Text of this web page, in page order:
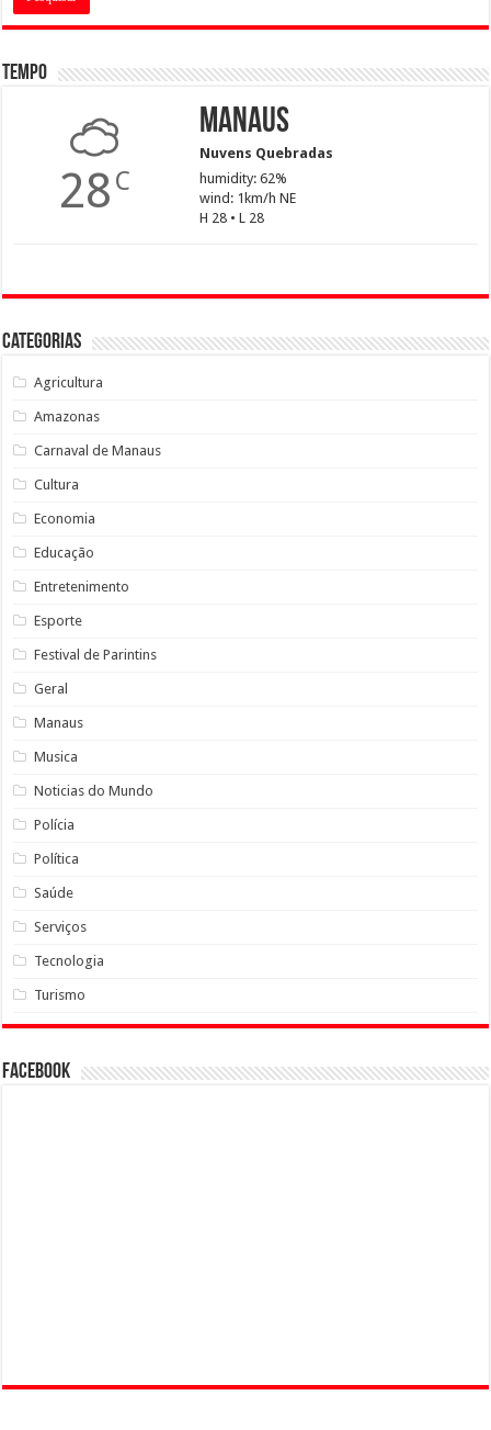
Tempo
28 C
Manaus
Nuvens Quebradas
humidity: 62%
wind: 1km/h NE
H 28 • L 28
Categorias
Agricultura
Amazonas
Carnaval de Manaus
Cultura
Economia
Educação
Entretenimento
Esporte
Festival de Parintins
Geral
Manaus
Musica
Noticias do Mundo
Polícia
Política
Saúde
Serviços
Tecnologia
Turismo
Facebook